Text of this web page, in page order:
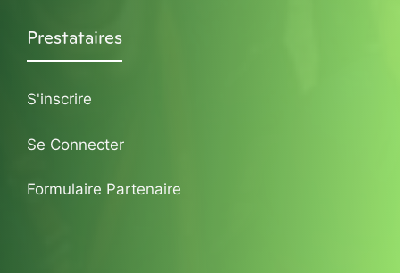
Prestataires
S'inscrire
Se Connecter
Formulaire Partenaire